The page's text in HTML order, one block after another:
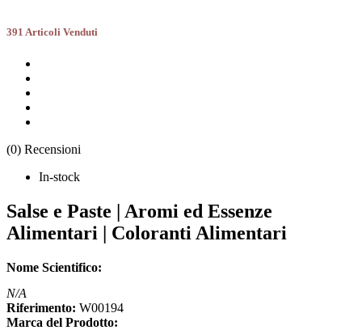
391 Articoli Venduti
(0) Recensioni
In-stock
Salse e Paste | Aromi ed Essenze
Alimentari | Coloranti Alimentari
Nome Scientifico:
N/A
Riferimento: W00194
Marca del Prodotto: